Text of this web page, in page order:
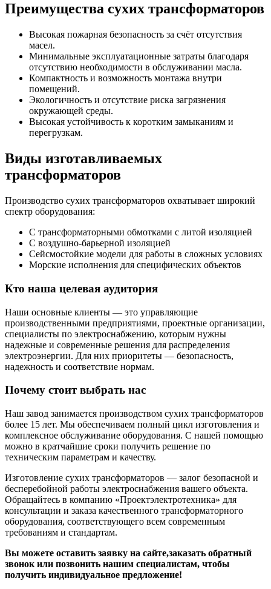
Преимущества сухих трансформаторов
Высокая пожарная безопасность за счёт отсутствия
масел.
Минимальные эксплуатационные затраты благодаря
отсутствию необходимости в обслуживании масла.
Компактность и возможность монтажа внутри
помещений.
Экологичность и отсутствие риска загрязнения
окружающей среды.
Высокая устойчивость к коротким замыканиям и
перегрузкам.
Виды изготавливаемых
трансформаторов
Производство сухих трансформаторов охватывает широкий
спектр оборудования:
С трансформаторными обмотками с литой изоляцией
С воздушно-барьерной изоляцией
Сейсмостойкие модели для работы в сложных условиях
Морские исполнения для специфических объектов
Кто наша целевая аудитория
Наши основные клиенты — это управляющие
производственными предприятиями, проектные организации,
специалисты по электроснабжению, которым нужны
надежные и современные решения для распределения
электроэнергии. Для них приоритеты — безопасность,
надежность и соответствие нормам.
Почему стоит выбрать нас
Наш завод занимается производством сухих трансформаторов
более 15 лет. Мы обеспечиваем полный цикл изготовления и
комплексное обслуживание оборудования. С нашей помощью
можно в кратчайшие сроки получить решение по
техническим параметрам и качеству.
Изготовление сухих трансформаторов — залог безопасной и
бесперебойной работы электроснабжения вашего объекта.
Обращайтесь в компанию «Проектэлектротехника» для
консультации и заказа качественного трансформаторного
оборудования, соответствующего всем современным
требованиям и стандартам.
Вы можете оставить заявку на сайте,заказать обратный
звонок или позвонить нашим специалистам, чтобы
получить индивидуальное предложение!